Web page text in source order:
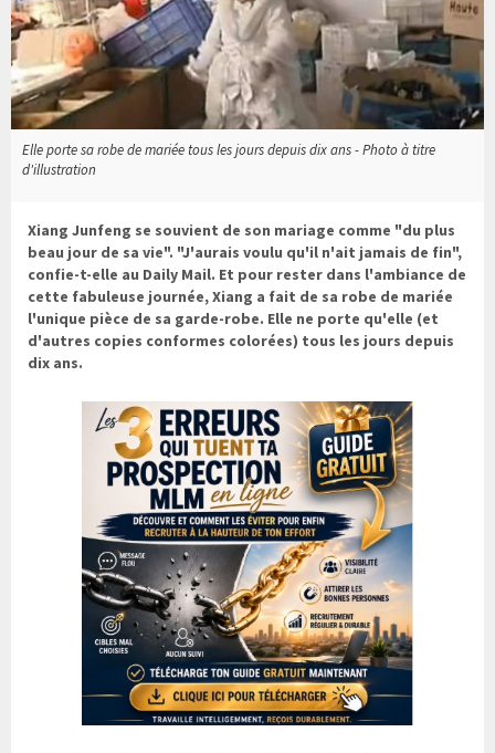
Elle porte sa robe de mariée tous les jours depuis dix ans - Photo à titre
d'illustration
Xiang Junfeng se souvient de son mariage comme "du plus
beau jour de sa vie". "J'aurais voulu qu'il n'ait jamais de fin",
confie-t-elle au Daily Mail. Et pour rester dans l'ambiance de
cette fabuleuse journée, Xiang a fait de sa robe de mariée
l'unique pièce de sa garde-robe. Elle ne porte qu'elle (et
d'autres copies conformes colorées) tous les jours depuis
dix ans.